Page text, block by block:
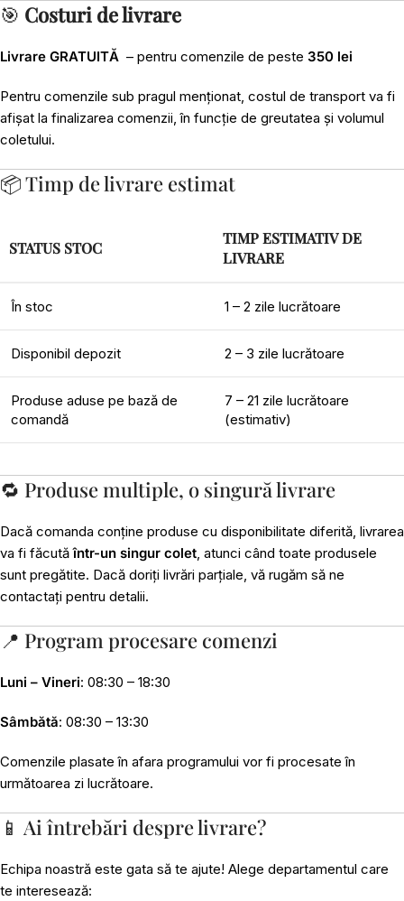
🎯 Costuri de livrare
Livrare GRATUITĂ – pentru comenzile de peste 350 lei
Pentru comenzile sub pragul menționat, costul de transport va fi
afișat la finalizarea comenzii, în funcție de greutatea și volumul
coletului.
📦 Timp de livrare estimat
STATUS STOC
TIMP ESTIMATIV DE
LIVRARE
În stoc 1 – 2 zile lucrătoare
Disponibil depozit 2 – 3 zile lucrătoare
Produse aduse pe bază de
comandă
7 – 21 zile lucrătoare
(estimativ)
🔁 Produse multiple, o singură livrare
Dacă comanda conține produse cu disponibilitate diferită, livrarea
va fi făcutăîntr-un singur colet, atunci când toate produsele
sunt pregătite. Dacă doriți livrări parțiale, vă rugăm să ne
contactați pentru detalii.
📍 Program procesare comenzi
Luni – Vineri: 08:30 – 18:30
Sâmbătă: 08:30 – 13:30
Comenzile plasate în afara programului vor fi procesate în
următoarea zi lucrătoare.
📱 Ai întrebări despre livrare?
Echipa noastră este gata să te ajute! Alege departamentul care
te interesează: